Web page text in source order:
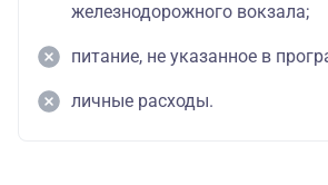
железнодорожного вокзала;
питание, не указанное в
личные расходы.